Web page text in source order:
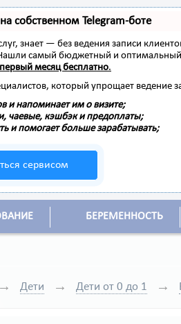
собственном Telegram-боте
знает — без ведения записи
самый бюджетный и
первый месяц бесплатно.
который упрощает ведение
и напоминает им о визите;
чаевые, кэшбэк и предоплаты;
и помогает больше зарабатывать;
сервисом
БЕРЕМЕННОСТЬ
Дети Дети от 0 до 1